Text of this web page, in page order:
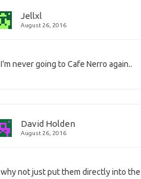
Jellxl
August 26, 2016
I'm never going to Cafe Nerro again..
David Holden
August 26, 2016
why not just put them directly into